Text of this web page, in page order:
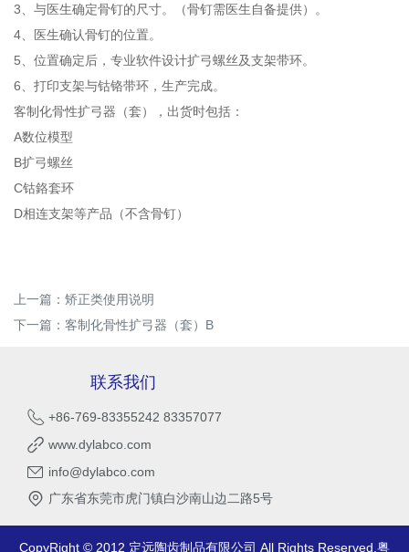
3、与医生确定骨钉的尺寸。（骨钉需医生自备提供）。
4、医生确认骨钉的位置。
5、位置确定后，专业软件设计扩弓螺丝及支架带环。
6、打印支架与钴铬带环，生产完成。
客制化骨性扩弓器（套），出货时包括：
A数位模型
B扩弓螺丝
C钴鉻套环
D相连支架等产品（不含骨钉）
上一篇： 矫正类使用说明
下一篇： 客制化骨性扩弓器（套）B
联系我们
+86-769-83355242 83357077
www.dylabco.com
info@dylabco.com
广东省东莞市虎门镇白沙南山边二路5号
CopyRight © 2012 定远陶齿制品有限公司 All Rights Reserved. 粤